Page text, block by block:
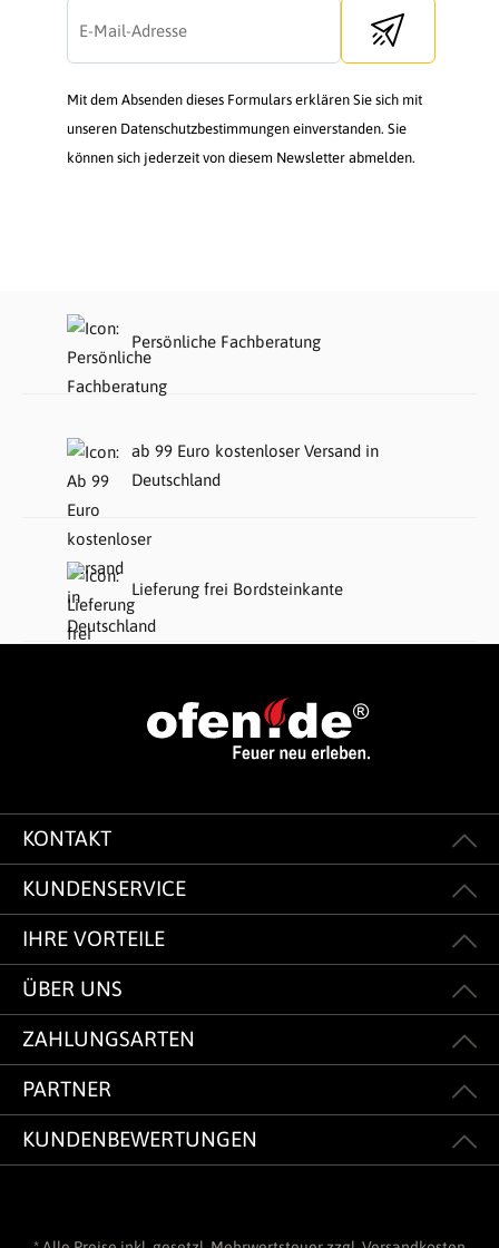
Send newsletter
Mit dem Absenden dieses Formulars erklären Sie sich mit
unseren Datenschutzbestimmungen einverstanden. Sie
können sich jederzeit von diesem Newsletter abmelden.
Persönliche Fachberatung
ab 99 Euro kostenloser Versand in
Deutschland
Lieferung frei Bordsteinkante
KONTAKT
KUNDENSERVICE
IHRE VORTEILE
ÜBER UNS
ZAHLUNGSARTEN
PARTNER
KUNDENBEWERTUNGEN